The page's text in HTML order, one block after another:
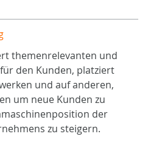
themenrelevanten und
den Kunden, platziert
und auf anderen,
um neue Kunden zu
der
zu steigern.